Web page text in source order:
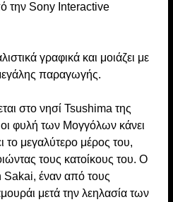
την Sony Interactive
γραφικά και μοιάζει με
παραγωγής.
στο νησί Tsushima της
φυλή των Μογγόλων κάνει
το μεγαλύτερο μέρος του,
τους κατοίκους του. Ο
Sakai, έναν από τους
μετά την λεηλασία των